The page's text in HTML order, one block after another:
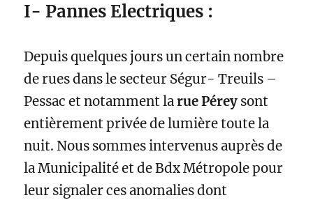
I- Pannes Electriques :
Depuis quelques jours un certain nombre
de rues dans le secteur Ségur- Treuils –
Pessac et notamment larue Pérey sont
entièrement privée de lumière toute la
nuit. Nous sommes intervenus auprès de
la Municipalité et de Bdx Métropole pour
leur signaler ces anomalies dont